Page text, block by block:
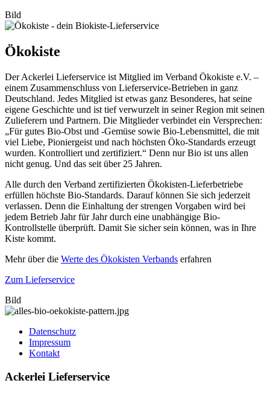
Bild
Ökokiste
Der Ackerlei Lieferservice ist Mitglied im Verband Ökokiste e.V. –
einem Zusammenschluss von Lieferservice-Betrieben in ganz
Deutschland. Jedes Mitglied ist etwas ganz Besonderes, hat seine
eigene Geschichte und ist tief verwurzelt in seiner Region mit seinen
Zulieferern und Partnern. Die Mitglieder verbindet ein Versprechen:
„Für gutes Bio-Obst und -Gemüse sowie Bio-Lebensmittel, die mit
viel Liebe, Pioniergeist und nach höchsten Öko-Standards erzeugt
wurden. Kontrolliert und zertifiziert.“ Denn nur Bio ist uns allen
nicht genug. Und das seit über 25 Jahren.
Alle durch den Verband zertifizierten Ökokisten-Lieferbetriebe
erfüllen höchste Bio-Standards. Darauf können Sie sich jederzeit
verlassen. Denn die Einhaltung der strengen Vorgaben wird bei
jedem Betrieb Jahr für Jahr durch eine unabhängige Bio-
Kontrollstelle überprüft. Damit Sie sicher sein können, was in Ihre
Kiste kommt.
Mehr über die Werte des Ökokisten Verbands erfahren
Zum Lieferservice
Bild
Datenschutz
Impressum
Kontakt
Ackerlei Lieferservice